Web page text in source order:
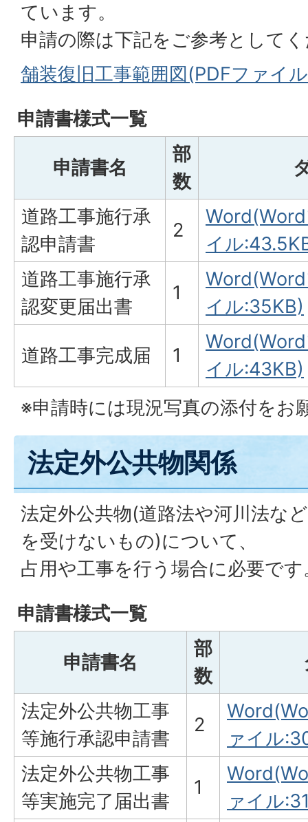
ています。
申請の際は下記をご参考として
舗装復旧工事範囲図(PDFファイ
申請書様式一覧
申請書名
部
数
道路工事施行承
認申請書
2
イル
道路工事施行承
認変更届出書
1
イル:35KB)
道路工事完成届 1
イル:43KB)
※申請時には現況写真の添付をお
法定外公共物関係
法定外公共物(道路法や河川法な
を受けないもの)について、
占用や工事を行う場合に必要です
申請書様式一覧
申請書名
部
数
法定外公共物工事
等施行承認申請書
2
ァイル
法定外公共物工事
等実施完了届出書
1
ァイル